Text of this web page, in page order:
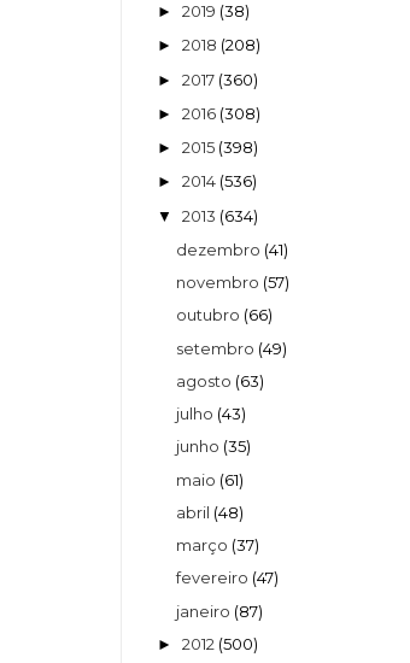
► 2019 (38)
► 2018 (208)
► 2017 (360)
► 2016 (308)
► 2015 (398)
► 2014 (536)
▼ 2013 (634)
dezembro (41)
novembro (57)
outubro (66)
setembro (49)
agosto (63)
julho (43)
junho (35)
maio (61)
abril (48)
março (37)
fevereiro (47)
janeiro (87)
► 2012 (500)